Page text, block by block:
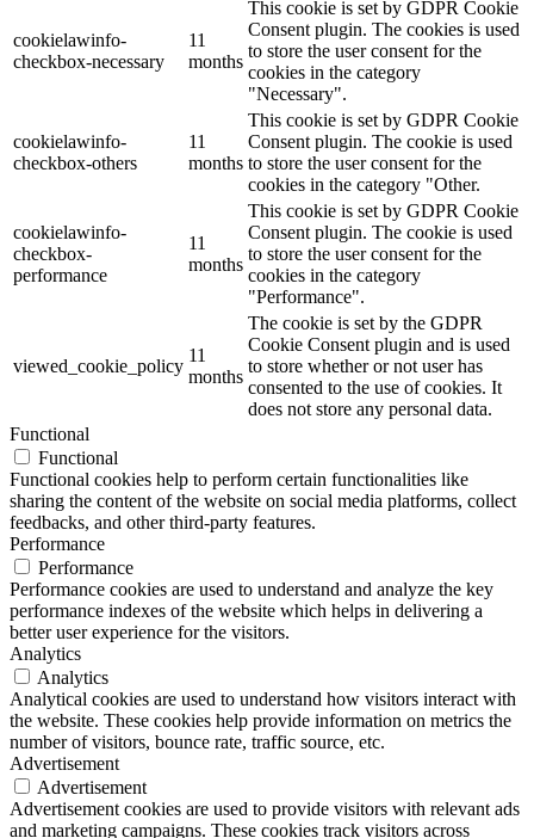
cookielawinfo-
checkbox-necessary
11
months
This cookie is set by GDPR Cookie
Consent plugin. The cookies is used
to store the user consent for the
cookies in the category
"Necessary".
cookielawinfo-
checkbox-others
11
months
This cookie is set by GDPR Cookie
Consent plugin. The cookie is used
to store the user consent for the
cookies in the category "Other.
cookielawinfo-
checkbox-
performance
11
months
This cookie is set by GDPR Cookie
Consent plugin. The cookie is used
to store the user consent for the
cookies in the category
"Performance".
viewed_cookie_policy
11
months
The cookie is set by the GDPR
Cookie Consent plugin and is used
to store whether or not user has
consented to the use of cookies. It
does not store any personal data.
Functional
Functional
Functional cookies help to perform certain functionalities like
sharing the content of the website on social media platforms, collect
feedbacks, and other third-party features.
Performance
Performance
Performance cookies are used to understand and analyze the key
performance indexes of the website which helps in delivering a
better user experience for the visitors.
Analytics
Analytics
Analytical cookies are used to understand how visitors interact with
the website. These cookies help provide information on metrics the
number of visitors, bounce rate, traffic source, etc.
Advertisement
Advertisement
Advertisement cookies are used to provide visitors with relevant ads
and marketing campaigns. These cookies track visitors across